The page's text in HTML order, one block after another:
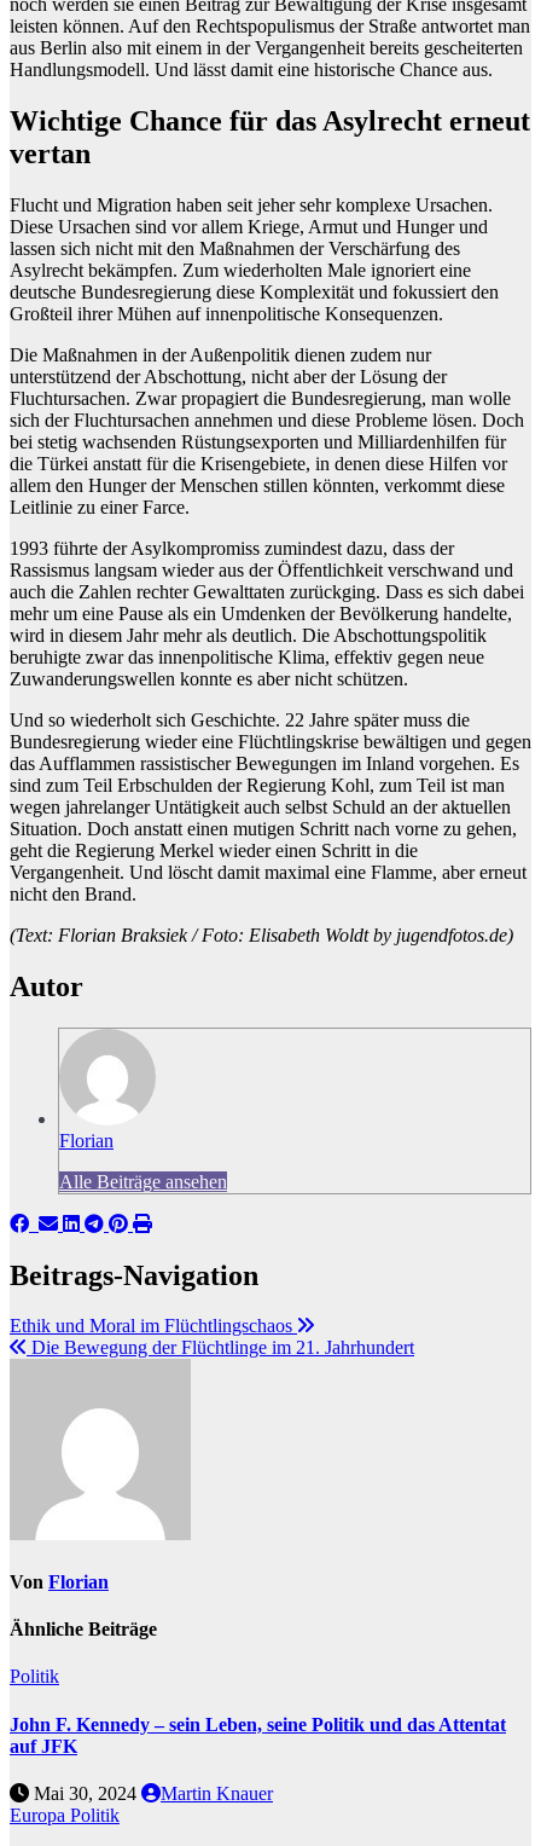
noch werden sie einen Beitrag zur Bewältigung der Krise insgesamt
leisten können. Auf den Rechtspopulismus der Straße antwortet man
aus Berlin also mit einem in der Vergangenheit bereits gescheiterten
Handlungsmodell. Und lässt damit eine historische Chance aus.
Wichtige Chance für das Asylrecht erneut
vertan
Flucht und Migration haben seit jeher sehr komplexe Ursachen.
Diese Ursachen sind vor allem Kriege, Armut und Hunger und
lassen sich nicht mit den Maßnahmen der Verschärfung des
Asylrecht bekämpfen. Zum wiederholten Male ignoriert eine
deutsche Bundesregierung diese Komplexität und fokussiert den
Großteil ihrer Mühen auf innenpolitische Konsequenzen.
Die Maßnahmen in der Außenpolitik dienen zudem nur
unterstützend der Abschottung, nicht aber der Lösung der
Fluchtursachen. Zwar propagiert die Bundesregierung, man wolle
sich der Fluchtursachen annehmen und diese Probleme lösen. Doch
bei stetig wachsenden Rüstungsexporten und Milliardenhilfen für
die Türkei anstatt für die Krisengebiete, in denen diese Hilfen vor
allem den Hunger der Menschen stillen könnten, verkommt diese
Leitlinie zu einer Farce.
1993 führte der Asylkompromiss zumindest dazu, dass der
Rassismus langsam wieder aus der Öffentlichkeit verschwand und
auch die Zahlen rechter Gewalttaten zurückging. Dass es sich dabei
mehr um eine Pause als ein Umdenken der Bevölkerung handelte,
wird in diesem Jahr mehr als deutlich. Die Abschottungspolitik
beruhigte zwar das innenpolitische Klima, effektiv gegen neue
Zuwanderungswellen konnte es aber nicht schützen.
Und so wiederholt sich Geschichte. 22 Jahre später muss die
Bundesregierung wieder eine Flüchtlingskrise bewältigen und gegen
das Aufflammen rassistischer Bewegungen im Inland vorgehen. Es
sind zum Teil Erbschulden der Regierung Kohl, zum Teil ist man
wegen jahrelanger Untätigkeit auch selbst Schuld an der aktuellen
Situation. Doch anstatt einen mutigen Schritt nach vorne zu gehen,
geht die Regierung Merkel wieder einen Schritt in die
Vergangenheit. Und löscht damit maximal eine Flamme, aber erneut
nicht den Brand.
(Text: Florian Braksiek / Foto: Elisabeth Woldt by jugendfotos.de)
Autor
Florian
Alle Beiträge ansehen
Beitrags-Navigation
Ethik und Moral im Flüchtlingschaos
Die Bewegung der Flüchtlinge im 21. Jahrhundert
Von Florian
Ähnliche Beiträge
Politik
John F. Kennedy – sein Leben, seine Politik und das Attentat
auf JFK
Mai 30, 2024
Martin Knauer
Europa Politik